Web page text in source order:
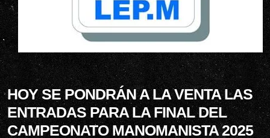
HOY SE PONDRÁN A LA VENTA LAS
ENTRADAS PARA LA FINAL DEL
CAMPEONATO MANOMANISTA 2025